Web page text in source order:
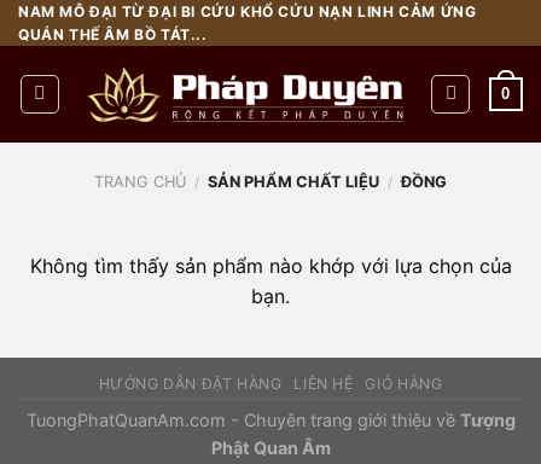
Chuyển
đến
nội
dung
NAM MÔ ĐẠI TỪ ĐẠI BI CỨU KHỔ CỨU NẠN LINH CẢM ỨNG
QUÁN THẾ ÂM BỒ TÁT...
0
TRANG CHỦ / SẢN PHẨM CHẤT LIỆU / ĐỒNG
Không tìm thấy sản phẩm nào khớp với lựa chọn của
bạn.
HƯỚNG DẪN ĐẶT HÀNG LIÊN HỆ GIỎ HÀNG
TuongPhatQuanAm.com - Chuyên trang giới thiệu về Tượng
Phật Quan Âm